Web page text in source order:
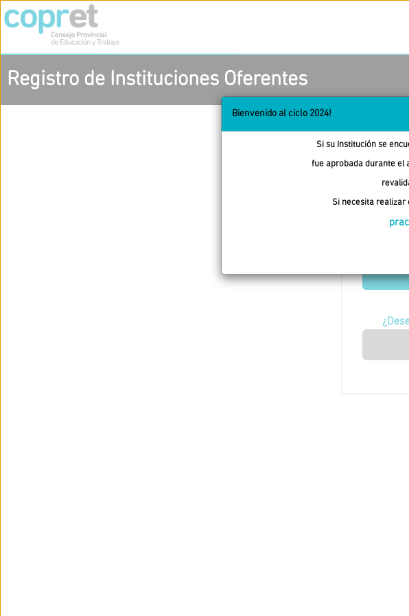
Registro de Instituciones Oferentes
Bienvenido al ciclo 2024!
Si su Institución se
fue aprobada durante el
Si necesita realizar